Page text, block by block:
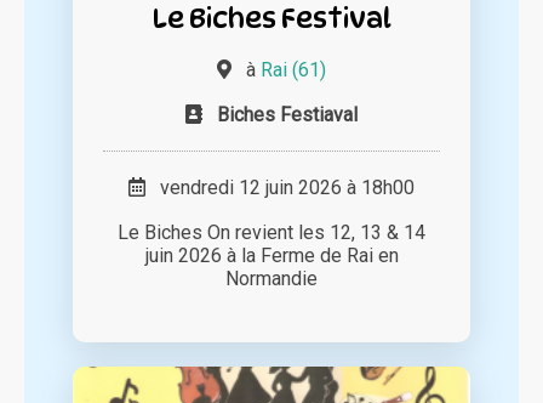
Le Biches Festival
à Rai (61)
Biches Festiaval
vendredi 12 juin 2026 à 18h00
Le Biches On revient les 12, 13 & 14
juin 2026 à la Ferme de Rai en
Normandie